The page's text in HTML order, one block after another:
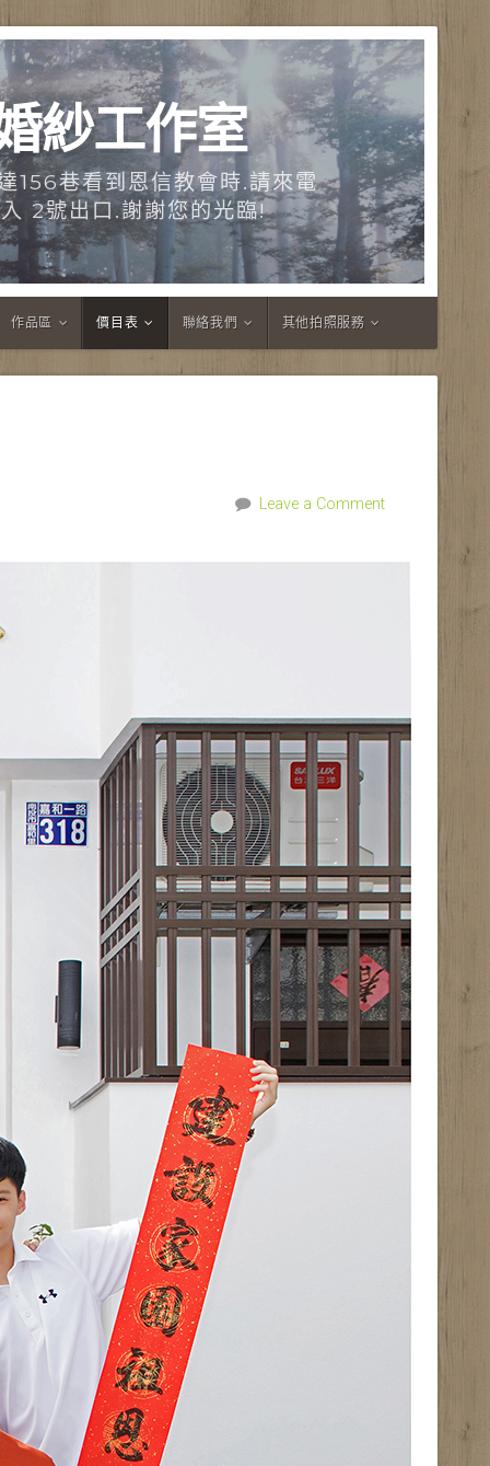
紗工作室
156巷看到恩信教會時.請來電
2號出口.謝謝您的光臨!
作品區 價目表 聯絡我們 其他拍照服務
Leave a Comment